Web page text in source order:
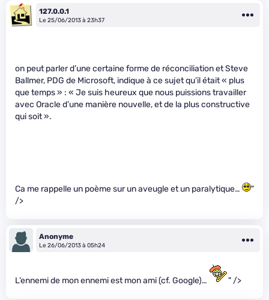
127.0.0.1
Le 25/06/2013 à 23h37
on peut parler d’une certaine forme de réconciliation et Steve
Ballmer, PDG de Microsoft, indique à ce sujet qu’il était « plus
que temps » : « Je suis heureux que nous puissions travailler
avec Oracle d’une manière nouvelle, et de la plus constructive
qui soit ».
Ca me rappelle un poème sur un aveugle et un paralytique…
"
/>
Anonyme
Le 26/06/2013 à 05h24
L’ennemi de mon ennemi est mon ami (cf. Google)… " />